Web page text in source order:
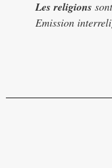
Les religions
Emission